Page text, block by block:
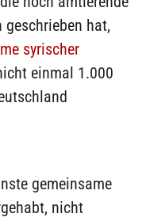
geschrieben hat,
syrischer
einmal 1.000
gemeinsame
nicht